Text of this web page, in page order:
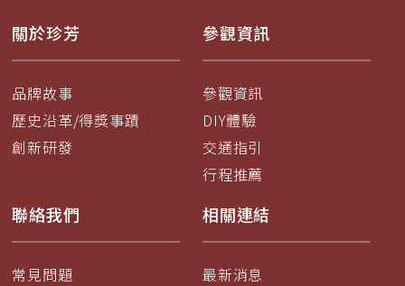
關於珍芳
品牌故事
歷史沿革/得獎事蹟
創新研發
參觀資訊
參觀資訊
DIY體驗
交通指引
行程推薦
聯絡我們
常見問題
相關連結
最新消息